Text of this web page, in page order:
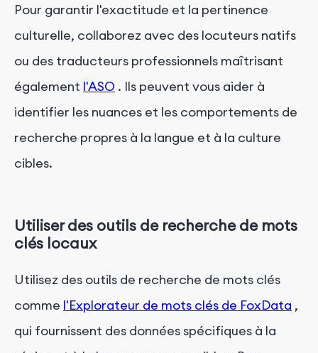
Pour garantir l'exactitude et la pertinence
culturelle, collaborez avec des locuteurs natifs
ou des traducteurs professionnels maîtrisant
également l'ASO . Ils peuvent vous aider à
identifier les nuances et les comportements de
recherche propres à la langue et à la culture
cibles.
Utiliser des outils de recherche de mots
clés locaux
Utilisez des outils de recherche de mots clés
comme l'Explorateur de mots clés de FoxData ,
qui fournissent des données spécifiques à la